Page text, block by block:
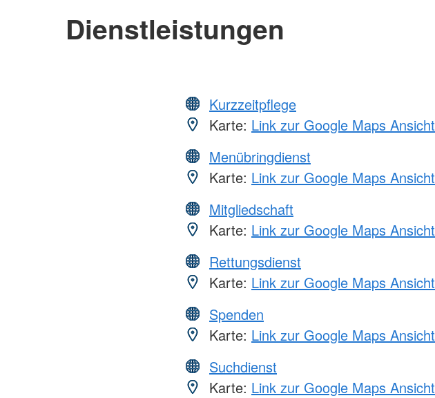
Dienstleistungen
Kurzzeitpflege
Karte: Link zur Google Maps Ansicht
Menübringdienst
Karte: Link zur Google Maps Ansicht
Mitgliedschaft
Karte: Link zur Google Maps Ansicht
Rettungsdienst
Karte: Link zur Google Maps Ansicht
Spenden
Karte: Link zur Google Maps Ansicht
Suchdienst
Karte: Link zur Google Maps Ansicht